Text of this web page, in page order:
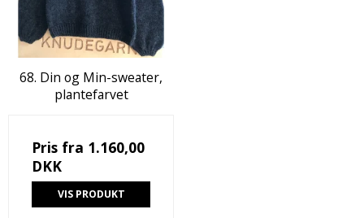
68. Din og Min-sweater,
plantefarvet
Pris fra 1.160,00
DKK
VIS PRODUKT